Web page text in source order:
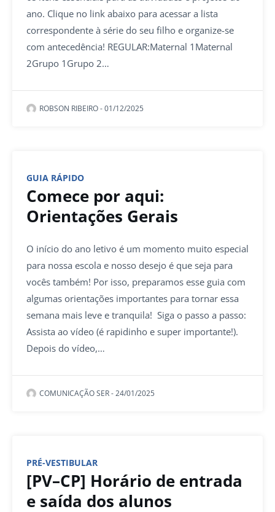
ano. Clique no link abaixo para acessar a lista
correspondente à série do seu filho e organize-se
com antecedência! REGULAR:Maternal 1Maternal
2Grupo 1Grupo 2…
ROBSON RIBEIRO- 01/12/2025
GUIA RÁPIDO
Comece por aqui:
Orientações Gerais
O início do ano letivo é um momento muito especial
para nossa escola e nosso desejo é que seja para
vocês também! Por isso, preparamos esse guia com
algumas orientações importantes para tornar essa
semana mais leve e tranquila! Siga o passo a passo:
Assista ao vídeo (é rapidinho e super importante!).
Depois do vídeo,…
COMUNICAÇÃO SER- 24/01/2025
PRÉ-VESTIBULAR
[PV–CP] Horário de entrada
e saída dos alunos